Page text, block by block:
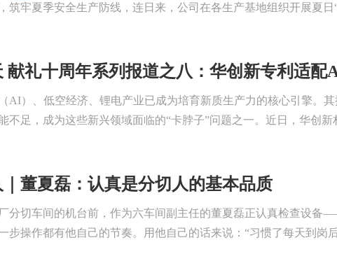
筑牢夏季安全生产防线，连日来，公司在各生产基地组织开展夏日“
献礼十周年系列报道之八：华创新专利适配
AI）、低空经济、锂电产业已成为培育新质生产力的核心引擎
不足，成为这些新兴领域面临的“卡脖子”问题之一。近日，华创新
董夏磊：认真是分切人的基本品质
分切车间的机台前，作为六车间副主任的董夏磊正认真检查设备
步操作都有他自己的节奏。用他自己的话来说：“习惯了每天到岗后